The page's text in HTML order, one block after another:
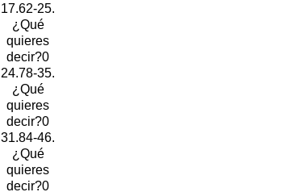
17.62-25.
¿Qué
quieres
decir?0
24.78-35.
¿Qué
quieres
decir?0
31.84-46.
¿Qué
quieres
decir?0